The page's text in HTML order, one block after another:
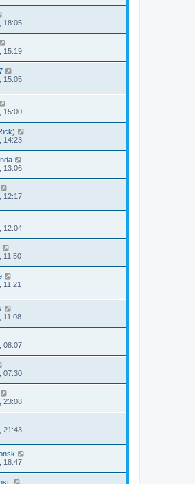
18:05
15:19
15:05
15:00
14:23
13:06
12:17
12:04
11:50
11:21
11:08
08:07
07:30
23:08
21:43
18:47